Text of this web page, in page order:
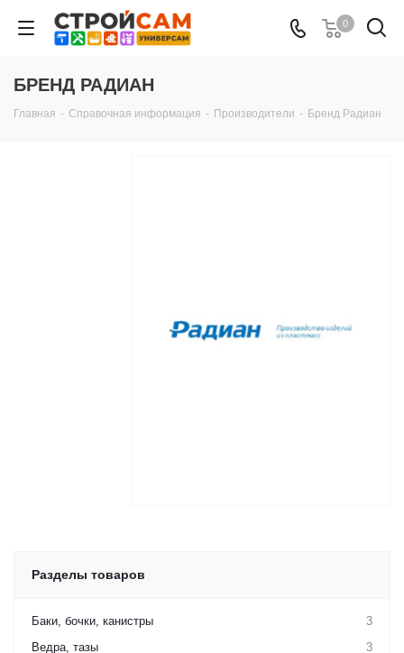
0
БРЕНД РАДИАН
Главная - Справочная информация - Производители - Бренд Радиан
Разделы товаров
Баки, бочки, канистры
3
Ведра, тазы
3